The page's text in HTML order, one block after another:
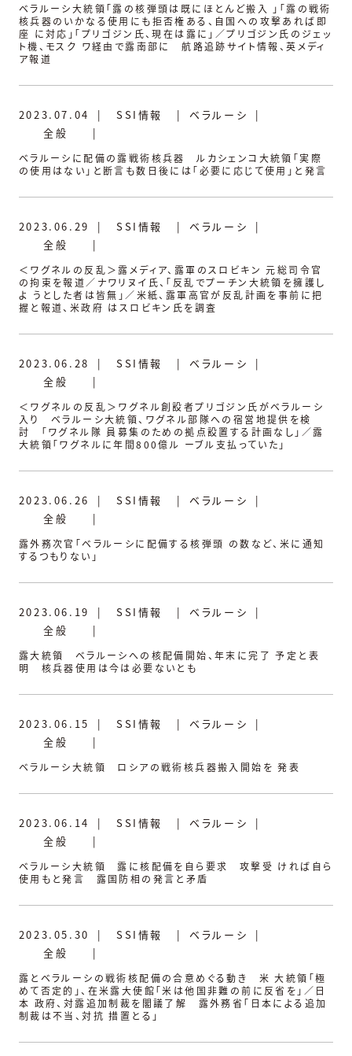
ベラルーシ大統領「露の核弾頭は既にほとんど搬入 」「露の戦術
核兵器のいかなる使用にも拒否権ある、自国への攻撃あれば即
座 に対応」「プリゴジン氏、現在は露に」／プリゴジン氏のジェッ
ト機、モスク ワ経由で露南部に 航路追跡サイト情報、英メディ
ア報道
2023.07.04 | SSI情報 | ベラルーシ
|
全般
|
ベラルーシに配備の露戦術核兵器 ルカシェンコ大統領「実際
の使用はない」と断言も数日後には「必要に応じて使用」と発言
2023.06.29 | SSI情報 | ベラルーシ
|
全般
|
＜ワグネルの反乱＞露メディア、露軍のスロビキン 元総司令官
の拘束を報道／ナワリヌイ氏、「反乱でプーチン大統領を擁護し
よ うとした者は皆無」／米紙、露軍高官が反乱計画を事前に把
握と報道、米政府 はスロビキン氏を調査
2023.06.28 | SSI情報 | ベラルーシ
|
全般
|
＜ワグネルの反乱＞ワグネル創設者プリゴジン氏がベラルーシ
入り ベラルーシ大統領、ワグネル部隊への宿営地提供を検
討 「ワグネル隊 員募集のための拠点設置する計画なし」／露
大統領「ワグネルに年間800億ル ーブル支払っていた」
2023.06.26 | SSI情報 | ベラルーシ
|
全般
|
露外務次官「ベラルーシに配備する核弾頭 の数など、米に通知
するつもりない」
2023.06.19 | SSI情報 | ベラルーシ
|
全般
|
露大統領 ベラルーシへの核配備開始、年末に完了 予定と表
明 核兵器使用は今は必要ないとも
2023.06.15 | SSI情報 | ベラルーシ
|
全般
|
ベラルーシ大統領 ロシアの戦術核兵器搬入開始を 発表
2023.06.14 | SSI情報 | ベラルーシ
|
全般
|
ベラルーシ大統領 露に核配備を自ら要求 攻撃受 ければ自ら
使用もと発言 露国防相の発言と矛盾
2023.05.30 | SSI情報 | ベラルーシ
|
全般
|
露とベラルーシの戦術核配備の合意めぐる動き 米 大統領「極
めて否定的」、在米露大使館「米は他国非難の前に反省を」／日
本 政府、対露追加制裁を閣議了解 露外務省「日本による追加
制裁は不当、対抗 措置とる」